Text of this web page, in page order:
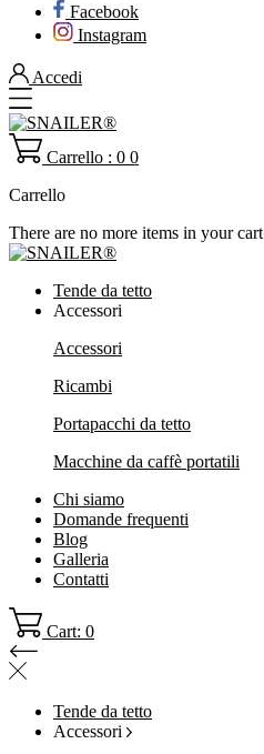
Facebook
Instagram
Accedi
Carrello : 0 0
Carrello
There are no more items in your cart
Tende da tetto
Accessori
Accessori
Ricambi
Portapacchi da tetto
Macchine da caffè portatili
Chi siamo
Domande frequenti
Blog
Galleria
Contatti
Cart: 0
Tende da tetto
Accessori